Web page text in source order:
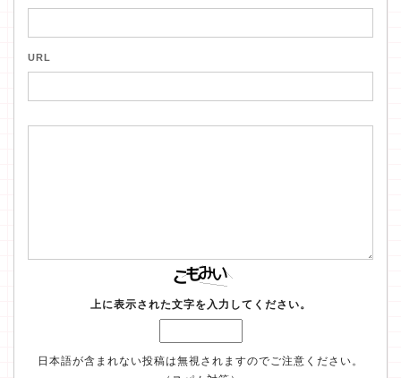
URL
上に表示された文字を入力してください。
日本語が含まれない投稿は無視されますのでご注意ください。